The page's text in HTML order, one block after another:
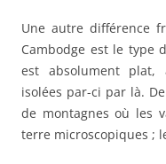
Une autre différence
Cambodge est le type
est absolument plat,
isolées par-ci par là.
de montagnes où les
terre microscopiques ;